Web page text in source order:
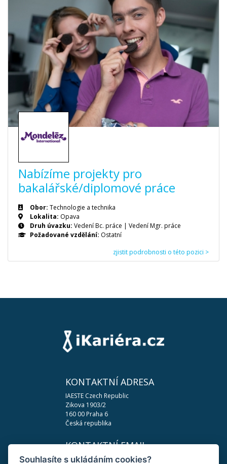
Nabízíme projekty pro
bakalářské/diplomové práce
Obor: Technologie a technika
Lokalita: Opava
Druh úvazku: Vedení Bc. práce | Vedení Mgr. práce
Požadované vzdělání: Ostatní
zjistit podrobnosti o této pozici >
KONTAKTNÍ ADRESA
IAESTE Czech Republic
Zikova 1903/2
160 00 Praha 6
Česká republika
KONTAKTNÍ EMAIL
podpora@ikariera.cz
Souhlasíte s ukládáním cookies?